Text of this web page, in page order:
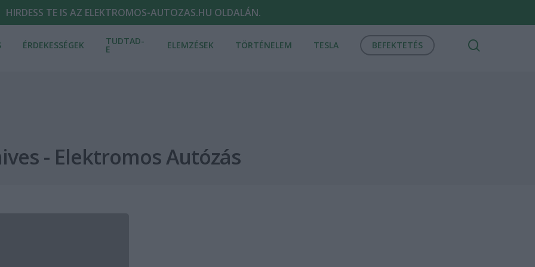
HIRDESS TE IS AZ ELEKTROMOS-AUTOZAS.HU OLDALÁN.
ÉRDEKESSÉGEK TUDTAD-
E ELEMZÉSEK TÖRTÉNELEM TESLA BEFEKTETÉS
- Elektromos Autózás